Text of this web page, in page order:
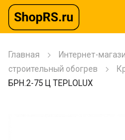
Главная Интернет-
строительный обогрев
БРН.2-75 Ц TEPLOLUX